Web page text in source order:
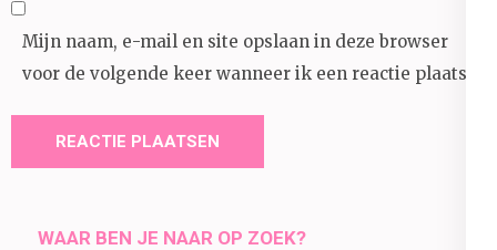
Mijn naam, e-mail en site opslaan in deze browser
voor de volgende keer wanneer ik een reactie plaats.
WAAR BEN JE NAAR OP ZOEK?